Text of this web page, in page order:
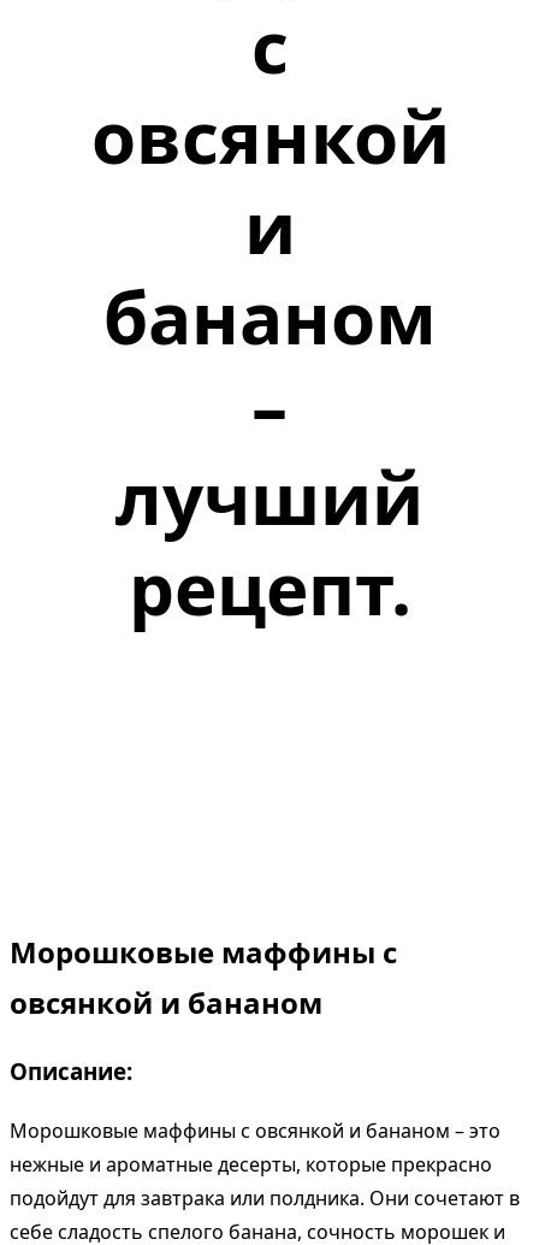
с
овсянкой
и
бананом
–
лучший
рецепт.
Морошковые маффины с
овсянкой и бананом
Описание:
Морошковые маффины с овсянкой и бананом – это
нежные и ароматные десерты, которые прекрасно
подойдут для завтрака или полдника. Они сочетают в
себе сладость спелого банана, сочность морошек и